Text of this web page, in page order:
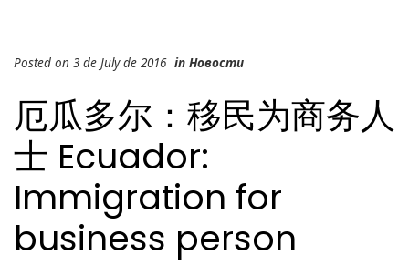
Posted on 3 de July de 2016 in Новости
厄瓜多尔：移民为商务人
士 Ecuador:
Immigration for
business person